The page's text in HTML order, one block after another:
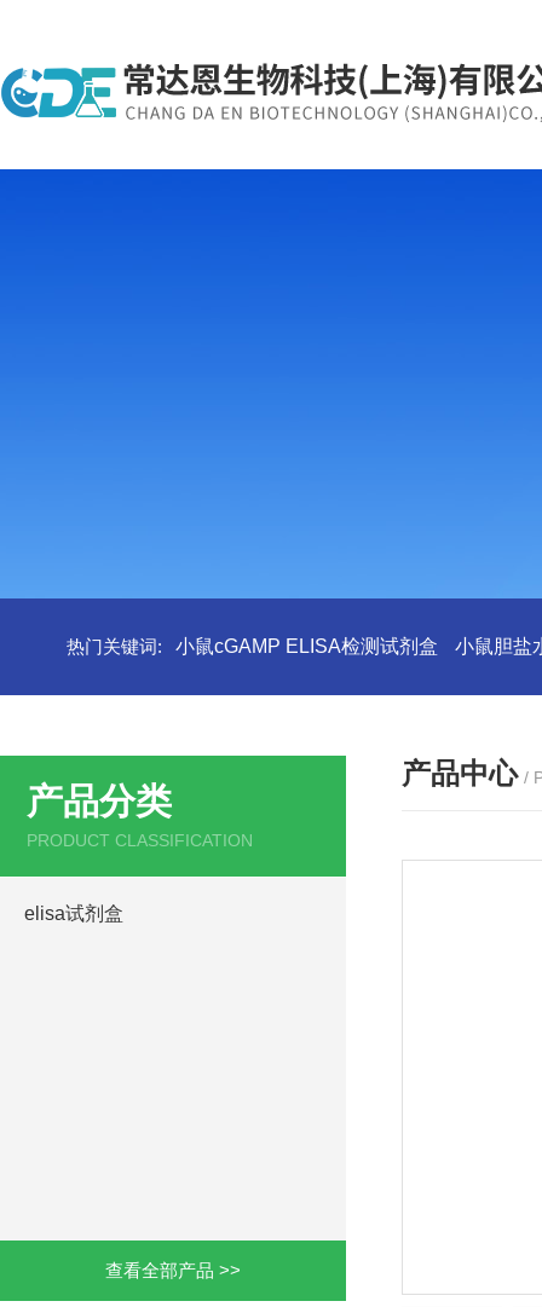
热门关键词: 小鼠cGAMP ELISA检测试剂盒 小鼠胆盐
产品分类
PRODUCT CLASSIFICATION
elisa试剂盒
查看全部产品 >>
产品中心 /